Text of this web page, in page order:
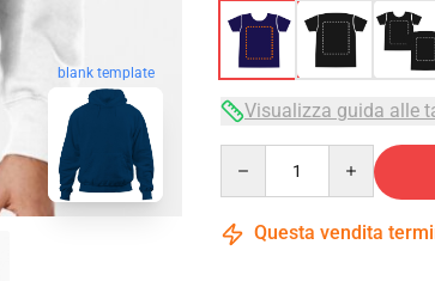
blank template
Visualizza guida alle
Questa vendita